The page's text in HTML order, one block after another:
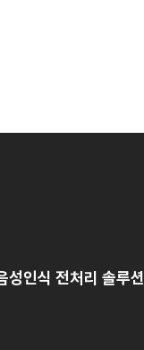
성인식 전처리 솔루션